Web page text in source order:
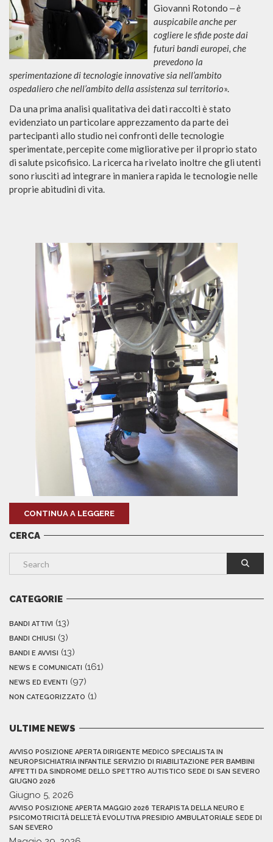
Giovanni Rotondo ‒è
auspicabile anche per
cogliere le sfide poste dai
futuri bandi europei, che
prevedono la
sperimentazione di tecnologie innovative sia nell’ambito
ospedaliero che nell’ambito della assistenza sul territorio».
Da una prima analisi qualitativa dei dati raccolti è stato
evidenziato un particolare apprezzamento da parte dei
partecipanti allo studio nei confronti delle tecnologie
sperimentate, percepite come migliorative per il proprio stato
di salute psicofisico. La ricerca ha rivelato inoltre che gli utenti
sono riusciti ad integrare in maniera rapida le tecnologie nelle
proprie abitudini di vita.
CONTINUA A LEGGERE
CERCA
CATEGORIE
BANDI ATTIVI (13)
BANDI CHIUSI (3)
BANDI E AVVISI (13)
NEWS E COMUNICATI (161)
NEWS ED EVENTI (97)
NON CATEGORIZZATO (1)
ULTIME NEWS
AVVISO POSIZIONE APERTA DIRIGENTE MEDICO SPECIALISTA IN
NEUROPSICHIATRIA INFANTILE SERVIZIO DI RIABILITAZIONE PER BAMBINI
AFFETTI DA SINDROME DELLO SPETTRO AUTISTICO SEDE DI SAN SEVERO
GIUGNO 2026
Giugno 5, 2026
AVVISO POSIZIONE APERTA MAGGIO 2026 TERAPISTA DELLA NEURO E
PSICOMOTRICITÀ DELL’ETÀ EVOLUTIVA PRESIDIO AMBULATORIALE SEDE DI
SAN SEVERO